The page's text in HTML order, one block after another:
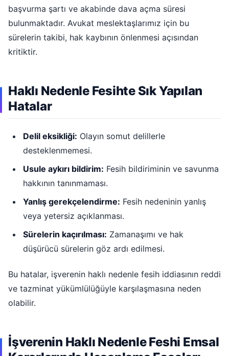
başvurma şartı ve akabinde dava açma süresi
bulunmaktadır. Avukat meslektaşlarımız için bu
sürelerin takibi, hak kaybının önlenmesi açısından
kritiktir.
Haklı Nedenle Fesihte Sık Yapılan
Hatalar
Delil eksikliği: Olayın somut delillerle
desteklenmemesi.
Usule aykırı bildirim: Fesih bildiriminin ve savunma
hakkının tanınmaması.
Yanlış gerekçelendirme: Fesih nedeninin yanlış
veya yetersiz açıklanması.
Sürelerin kaçırılması: Zamanaşımı ve hak
düşürücü sürelerin göz ardı edilmesi.
Bu hatalar, işverenin haklı nedenle fesih iddiasının reddi
ve tazminat yükümlülüğüyle karşılaşmasına neden
olabilir.
İşverenin Haklı Nedenle Feshi Emsal